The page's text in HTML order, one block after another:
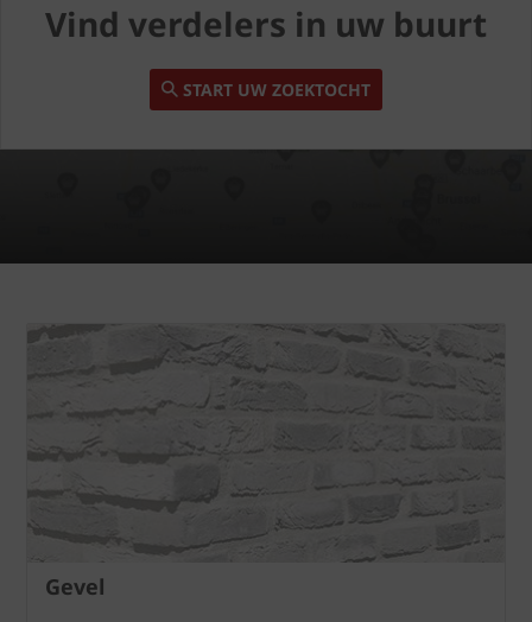
Vind verdelers in uw buurt
START UW ZOEKTOCHT
Gevel